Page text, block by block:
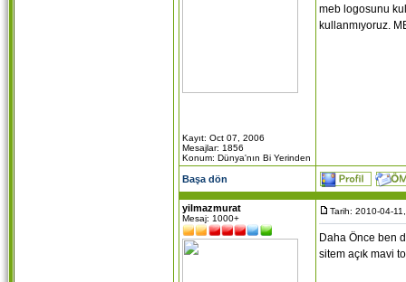
Kayıt: Oct 07, 2006
Mesajlar: 1856
Konum: Dünya'nın Bi Yerinden
meb logosunu
kullanmıyoruz.
Başa dön
yilmazmurat
Mesaj: 1000+
Tarih: 2010-04-
Daha Önce ben
sitem açık mavi